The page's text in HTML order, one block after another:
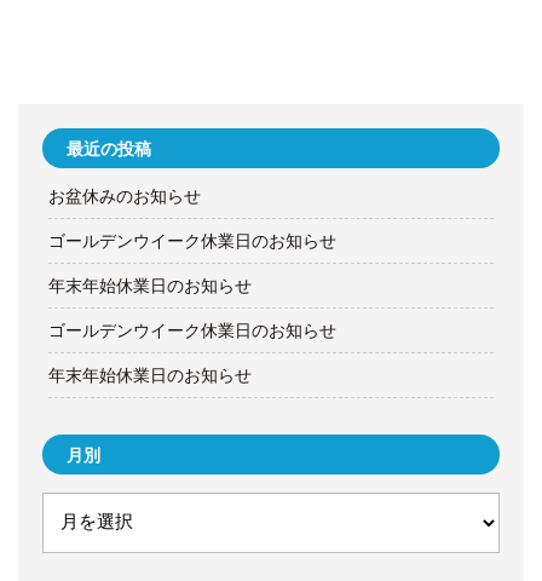
最近の投稿
お盆休みのお知らせ
ゴールデンウイーク休業日のお知らせ
年末年始休業日のお知らせ
ゴールデンウイーク休業日のお知らせ
年末年始休業日のお知らせ
月別